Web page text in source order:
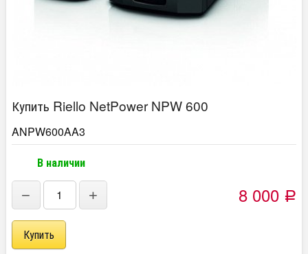
Купить Riello NetPower NPW 600
ANPW600AA3
В наличии
− + 8 000 Р